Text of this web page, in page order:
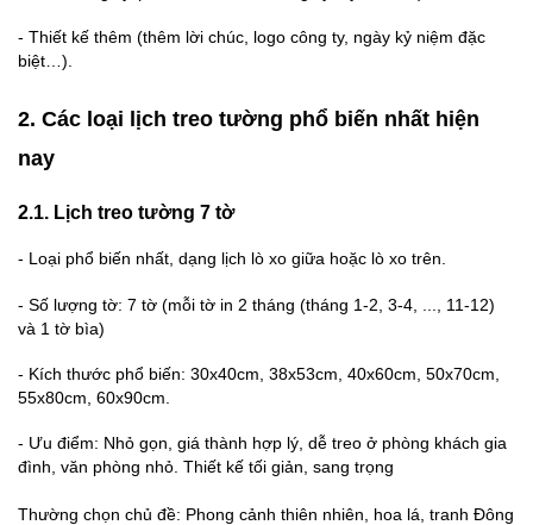
- Thiết kế thêm (thêm lời chúc, logo công ty, ngày kỷ niệm đặc
biệt…).
2. Các loại lịch treo tường phổ biến nhất hiện
nay
2.1. Lịch treo tường 7 tờ
- Loại phổ biến nhất, dạng lịch lò xo giữa hoặc lò xo trên.
- Số lượng tờ: 7 tờ (mỗi tờ in 2 tháng (tháng 1-2, 3-4, ..., 11-12)
và 1 tờ bìa)
- Kích thước phổ biến: 30x40cm, 38x53cm, 40x60cm, 50x70cm,
55x80cm, 60x90cm.
- Ưu điểm: Nhỏ gọn, giá thành hợp lý, dễ treo ở phòng khách gia
đình, văn phòng nhỏ. Thiết kế tối giản, sang trọng
Thường chọn chủ đề: Phong cảnh thiên nhiên, hoa lá, tranh Đông